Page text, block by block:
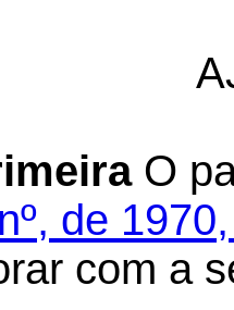
O
de
com a